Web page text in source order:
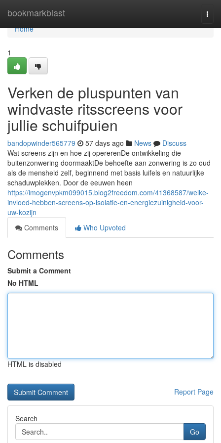
bookmarkblast
Home
Home
1
Verken de pluspunten van
windvaste ritsscreens voor
jullie schuifpuien
bandopwinder565779 57 days ago News
Discuss
Wat screens zijn en hoe zij opererenDe ontwikkeling die
buitenzonwering doormaaktDe behoefte aan zonwering is zo oud
als de mensheid zelf, beginnend met basis luifels en natuurlijke
schaduwplekken. Door de eeuwen heen
https://imogenvpkm099015.blog2freedom.com/41368587/welke-
invloed-hebben-screens-op-isolatie-en-energiezuinigheid-voor-
uw-kozijn
Comments
Who Upvoted
Comments
Submit a Comment
No HTML
HTML is disabled
Report Page
Search
Go